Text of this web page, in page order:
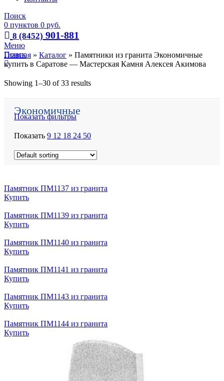
Поиск
0 пунктов 0 руб.
8 (8452) 901-881
Меню
Поиск
Главная » Каталог » Памятники из гранита Экономичные
купить в Саратове — Мастерская Камня Алексея Акимова
Showing 1–30 of 33 results
Экономичные
Показать фильтры
Показать 9 12 18 24 50
Памятник ПМ1137 из гранита
Купить
Памятник ПМ1139 из гранита
Купить
Памятник ПМ1140 из гранита
Купить
Памятник ПМ1141 из гранита
Купить
Памятник ПМ1143 из гранита
Купить
Памятник ПМ1144 из гранита
Купить